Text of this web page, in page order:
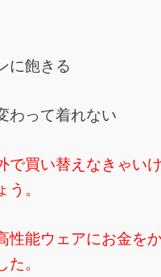
に飽きる
わって着れない
で買い替えなきゃい
う。
性能ウェアにお金を
た。